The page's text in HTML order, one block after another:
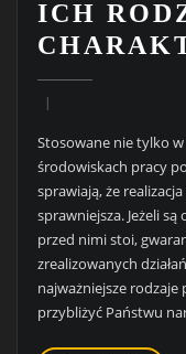
ICH
Stosowane nie tylko
środowiskach pracy
sprawiają, że
sprawniejsza. Jeżeli
przed nimi stoi,
zrealizowanych
najważniejsze
przybliżyć Państwu